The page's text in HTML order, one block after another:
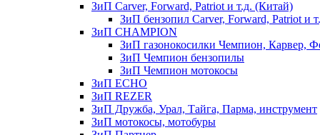
ЗиП Carver, Forward, Patriot и т.д. (Китай)
ЗиП бензопил Carver, Forward, Patriot и
ЗиП CHAMPION
ЗиП газонокосилки Чемпион, Карвер,
ЗиП Чемпион бензопилы
ЗиП Чемпион мотокосы
ЗиП ECHO
ЗиП REZER
ЗиП Дружба, Урал, Тайга, Парма, инструмент
ЗиП мотокосы, мотобуры